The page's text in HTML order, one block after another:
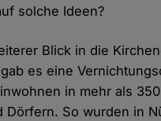
solche Ideen?
Blick in die
es eine
in mehr als
Dörfern. So wurden in